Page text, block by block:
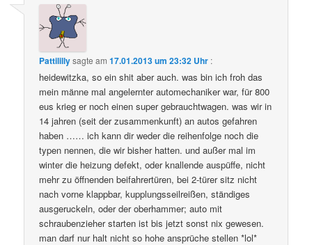
Pattilillysagte am17.01.2013 um 23:32 Uhr :
heidewitzka, so ein shit aber auch. was bin ich froh das
mein männe mal angelernter automechaniker war, für 800
eus krieg er noch einen super gebrauchtwagen. was wir in
14 jahren (seit der zusammenkunft) an autos gefahren
haben …… ich kann dir weder die reihenfolge noch die
typen nennen, die wir bisher hatten. und außer mal im
winter die heizung defekt, oder knallende auspüffe, nicht
mehr zu öffnenden beifahrertüren, bei 2-türer sitz nicht
nach vorne klappbar, kupplungsseilreißen, ständiges
ausgeruckeln, oder der oberhammer; auto mit
schraubenzieher starten ist bis jetzt sonst nix gewesen.
man darf nur halt nicht so hohe ansprüche stellen *lol*